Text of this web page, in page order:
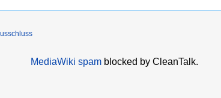
MediaWiki spamblocked by CleanTalk.